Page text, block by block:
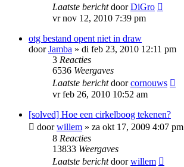
Laatste berichtdoorDiGro
vr nov 12, 2010 7:39 pm
otg bestand opent niet in draw
doorJamba » di feb 23, 2010 12:11 pm
3 Reacties
6536 Weergaves
Laatste berichtdoorcornouws
vr feb 26, 2010 10:52 am
[solved] Hoe een cirkelboog tekenen?
doorwillem » za okt 17, 2009 4:07 pm
8 Reacties
13833 Weergaves
Laatste berichtdoorwillem